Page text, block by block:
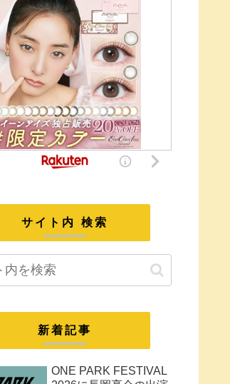
サイト内 検索
新着記事
ONE PARK FESTIVAL